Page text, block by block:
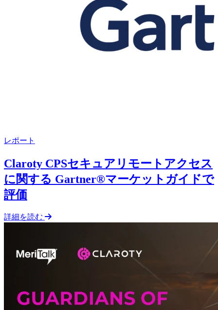
レポート
Claroty CPSセキュアリモートアクセス
に関する Gartner®マーケットガイドで
評価
詳細を読む